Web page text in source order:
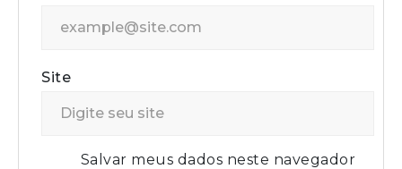
Site
Salvar meus dados neste navegador